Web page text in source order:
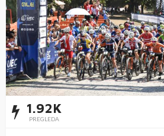
1.92K
PREGLEDA